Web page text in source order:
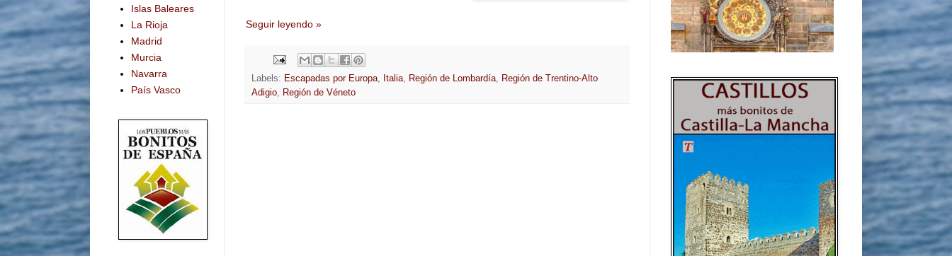
Seguir leyendo »
Labels: Escapadas por Europa, Italia, Región de Lombardía, Región de Trentino-Alto
Adigio, Región de Véneto
Islas Baleares
La Rioja
Madrid
Murcia
Navarra
País Vasco